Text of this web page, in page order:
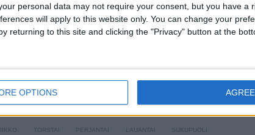
personal data may not require your consent, but you have a
will apply to this website only. You can change your
returning to this site and clicking the "Privacy" button at the
OPTIONS AGREE
LaLiga
145
Copa del Rey
14 (8,81%)
TORSTAI PERJANTAI LAUANTAI SUKUPUOLI